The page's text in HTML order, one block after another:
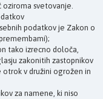
svetovanje.
podatkov je Zakon o
tako izrecno določa,
zakonitih zastopnikov
otrok v družini ogrožen in
za namene, ki niso